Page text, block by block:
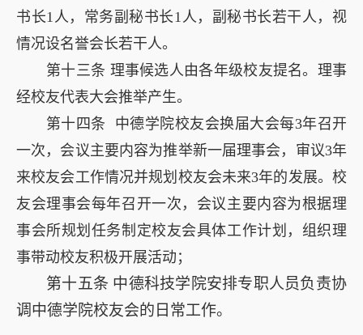
书长1人，常务副秘书长1人，副秘书长若干人，视
情况设名誉会长若干人。
第十三条 理事候选人由各年级校友提名。理事
经校友代表大会推举产生。
第十四条 中德学院校友会换届大会每3年召开
一次，会议主要内容为推举新一届理事会，审议3年
来校友会工作情况并规划校友会未来3年的发展。校
友会理事会每年召开一次，会议主要内容为根据理
事会所规划任务制定校友会具体工作计划，组织理
事带动校友积极开展活动；
第十五条 中德科技学院安排专职人员负责协
调中德学院校友会的日常工作。